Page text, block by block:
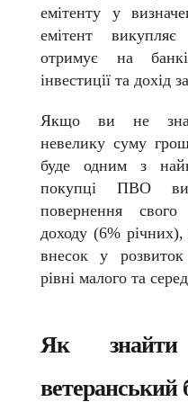
емітенту у
емітент
отримує на
інвестиції та дохід
Якщо ви не
невелику суму
буде одним з
покупці ПВО ви
повернення свого
доходу (6%
внесок у
рівні малого та
Як
ветеранський